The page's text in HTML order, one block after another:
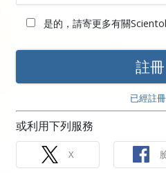
是的，請寄更多有關
註冊
已經註
或利用下列服務
X